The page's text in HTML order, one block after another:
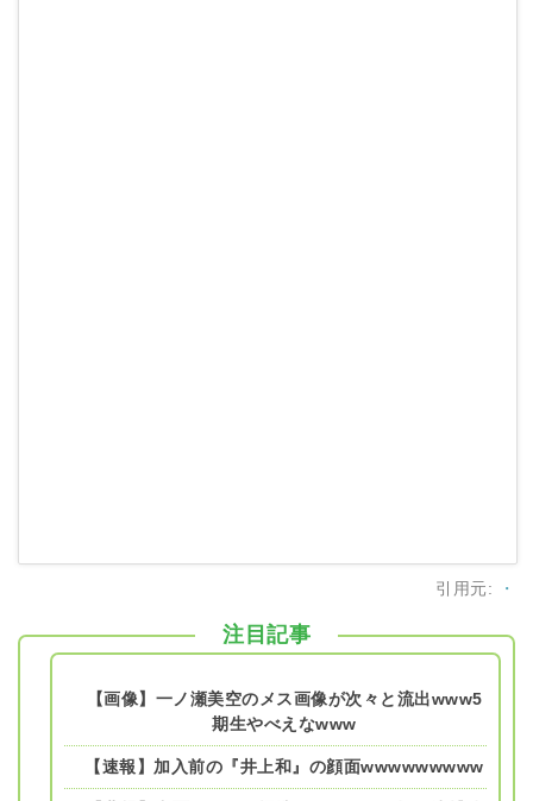
引用元: ・
注目記事
【画像】一ノ瀬美空のメス画像が次々と流出www5
期生やべえなwww
【速報】加入前の『井上和』の顔面wwwwwwwww